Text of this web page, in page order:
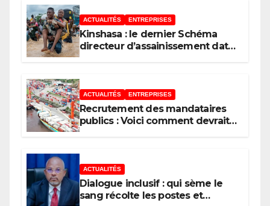
ACTUALITÉS ENTREPRISES
Kinshasa : le dernier Schéma
directeur d’assainissement date
ACTUALITÉS ENTREPRISES
Recrutement des mandataires
publics : Voici comment devrait
ACTUALITÉS
Dialogue inclusif : qui sème le
sang récolte les postes et